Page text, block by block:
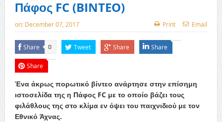
Πάφος FC (BINTEO)
on: December 07, 2017 Print Email
Share 0 Tweet Share Share
Share
Ένα άκρως πορωτικό βίντεο ανάρτησε στην επίσημη
ιστοσελίδα της η Πάφος FC με το οποίο βάζει τους
φιλάθλους της στο κλίμα εν όψει του παιχνιδιού με τον
Εθνικό Άχνας.